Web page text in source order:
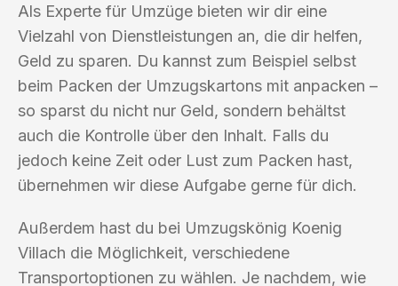
Als Experte für Umzüge bieten wir dir eine
Vielzahl von Dienstleistungen an, die dir helfen,
Geld zu sparen. Du kannst zum Beispiel selbst
beim Packen der Umzugskartons mit anpacken –
so sparst du nicht nur Geld, sondern behältst
auch die Kontrolle über den Inhalt. Falls du
jedoch keine Zeit oder Lust zum Packen hast,
übernehmen wir diese Aufgabe gerne für dich.
Außerdem hast du bei Umzugskönig Koenig
Villach die Möglichkeit, verschiedene
Transportoptionen zu wählen. Je nachdem, wie